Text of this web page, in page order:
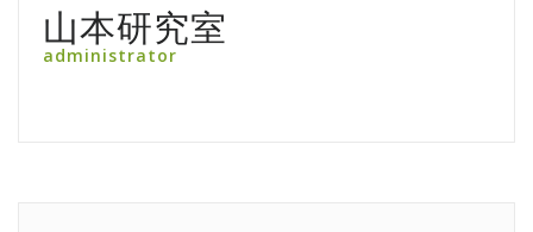
山本研究室
administrator